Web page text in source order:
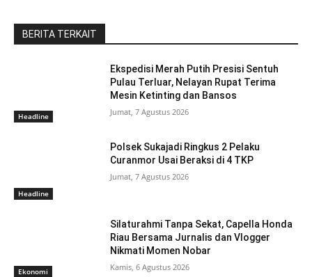
BERITA TERKAIT
Headline
Ekspedisi Merah Putih Presisi Sentuh
Pulau Terluar, Nelayan Rupat Terima
Mesin Ketinting dan Bansos
Jumat, 7 Agustus 2026
Headline
Polsek Sukajadi Ringkus 2 Pelaku
Curanmor Usai Beraksi di 4 TKP
Jumat, 7 Agustus 2026
Ekonomi
Silaturahmi Tanpa Sekat, Capella Honda
Riau Bersama Jurnalis dan Vlogger
Nikmati Momen Nobar
Kamis, 6 Agustus 2026